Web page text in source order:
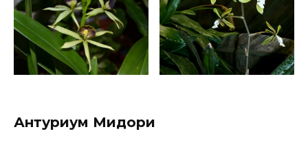
Антуриум Мидори